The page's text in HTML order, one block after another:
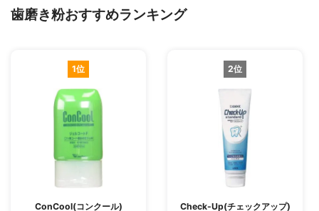
歯磨き粉おすすめランキング
1位
ConCool(コンクール)
2位
Check-Up(チェックアップ)